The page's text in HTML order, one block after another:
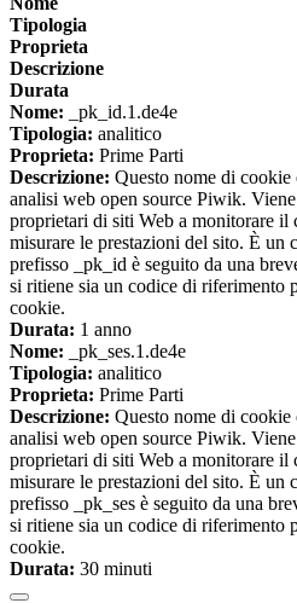
Tipologia
Proprieta
Descrizione
Durata
Nome: _pk_id.1.de4e
Tipologia: analitico
Proprieta: Prime Parti
Descrizione: Questo nome di cookie
analisi web open source Piwik.
proprietari di siti Web a monitorare il
misurare le prestazioni del sito. È
prefisso _pk_id è seguito da una
si ritiene sia un codice di riferimento
cookie.
Durata: 1 anno
Nome: _pk_ses.1.de4e
Tipologia: analitico
Proprieta: Prime Parti
Descrizione: Questo nome di cookie
analisi web open source Piwik.
proprietari di siti Web a monitorare il
misurare le prestazioni del sito. È
prefisso _pk_ses è seguito da una
si ritiene sia un codice di riferimento
cookie.
Durata: 30 minuti